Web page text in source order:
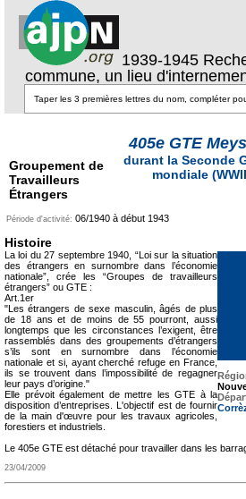
1939-1945
commune, un lieu
Groupement de
Travailleurs
Étrangers
405e GTE
durant la Seconde
mondiale
Période d'activité: 06/1940 à début 1943
Histoire
La loi du 27 septembre 1940, “Loi sur la situation
des étrangers en surnombre dans l’économie
nationale”, crée les “Groupes de travailleurs
étrangers” ou GTE :
Art.1er
"Les étrangers de sexe masculin, âgés de plus
de 18 ans et de moins de 55 pourront, aussi
longtemps que les circonstances l’exigent, être
rassemblés dans des groupements d’étrangers
s’ils sont en surnombre dans l’économie
nationale et si, ayant cherché refuge en France,
ils se trouvent dans l’impossibilité de regagner
leur pays d’origine."
Elle prévoit également de mettre les GTE à la
disposition d’entreprises. L'objectif est de fournir
de la main d'œuvre pour les travaux agricoles,
forestiers et industriels.
Le 405e GTE est détaché pour travailler dans les
23/04/2009